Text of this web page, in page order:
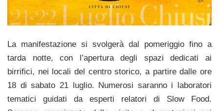
La manifestazione si svolgerà dal pomeriggio fino a
tarda notte, con l’apertura degli spazi dedicati ai
birrifici, nei locali del centro storico, a partire dalle ore
18 di sabato 21 luglio. Numerosi saranno i laboratori
tematici guidati da esperti relatori di Slow Food.